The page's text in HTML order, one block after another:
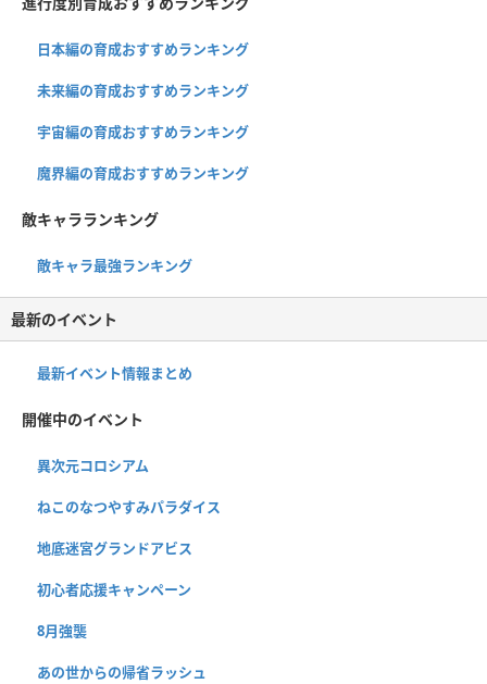
日本編の育成おすすめランキング
未来編の育成おすすめランキング
宇宙編の育成おすすめランキング
魔界編の育成おすすめランキング
敵キャラランキング
敵キャラ最強ランキング
最新のイベント
最新イベント情報まとめ
開催中のイベント
異次元コロシアム
ねこのなつやすみパラダイス
地底迷宮グランドアビス
初心者応援キャンペーン
8月強襲
あの世からの帰省ラッシュ